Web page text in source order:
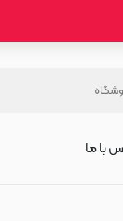
با ما